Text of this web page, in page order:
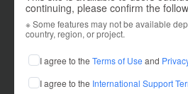
continuing, please confirm the
※ Some features may not be available
country, region, or project.
I agree to the Terms of Use and
I agree to the International Support
これまでに5回支援して1件のプロジェク
在住国：日本 現在地：兵庫県